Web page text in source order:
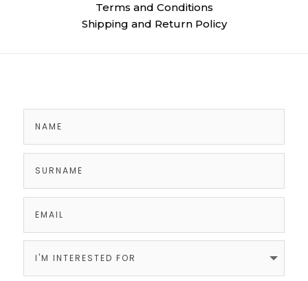
Terms and Conditions
Shipping and Return Policy